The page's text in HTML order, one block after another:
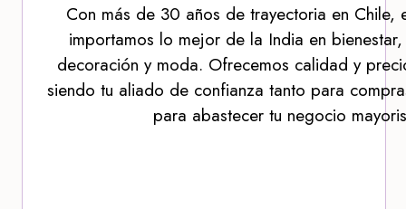
Con más de 30 años de trayectoria en Chile,
importamos lo mejor de la India en
decoración y moda. Ofrecemos calidad y
siendo tu aliado de confianza tanto para
para abastecer tu negocio